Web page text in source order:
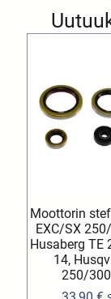
Moottorin
EXC/SX
Husaberg TE
14,
250/